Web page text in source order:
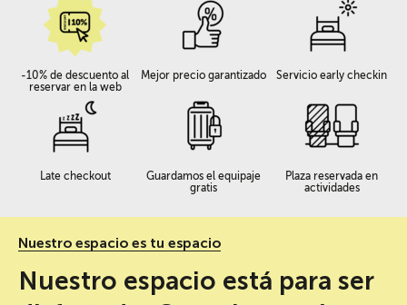
-10% de descuento al
reservar en la web
Mejor precio garantizado Servicio early checkin
Late checkout
Guardamos el equipaje
gratis
Plaza reservada en
actividades
Nuestro espacio es tu espacio
Nuestro espacio está para ser